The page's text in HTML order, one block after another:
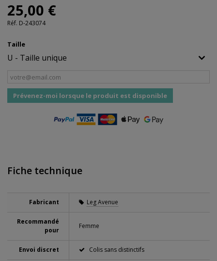
25,00 €
Réf. D-243074
Taille
Prévenez-moi lorsque le produit est disponible
Fiche technique
Fabricant Leg Avenue
Recommandé
pour
Femme
Envoi discret Colis sans distinctifs